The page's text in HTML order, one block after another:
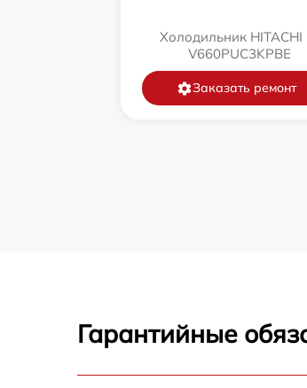
Холодильник HITACHI
V660PUC3KPBE
Заказать ремонт
Гарантийные